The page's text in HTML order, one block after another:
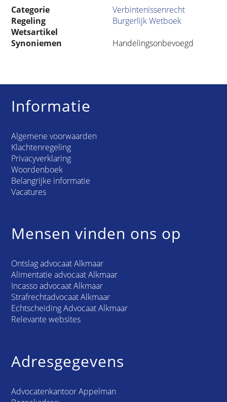
Categorie
Verbintenissenrecht
Regeling
Burgerlijk Wetboek
Wetsartikel
Synoniemen
Handelingsonbevoegd
Informatie
Algemene voorwaarden
Klachtenregeling
Privacyverklaring
Woordenboek
Belangrijke informatie
Vacatures
Mensen vinden ons op
Ontslag advocaat Alkmaar
Alimentatie advocaat Alkmaar
Incasso advocaat Alkmaar
Strafrechtadvocaat Alkmaar
Echtscheiding Advocaat Alkmaar
Relevante websites
Adresgegevens
Advocatenkantoor Appelman